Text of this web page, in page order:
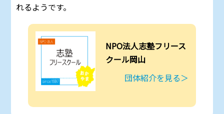
れるようです。
NPO法人志塾フリース
クール岡山
団体紹介を見る＞